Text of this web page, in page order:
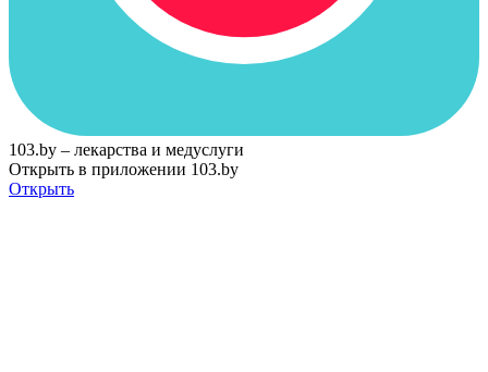
103.by – лекарства и медуслуги
Открыть в приложении 103.by
Открыть